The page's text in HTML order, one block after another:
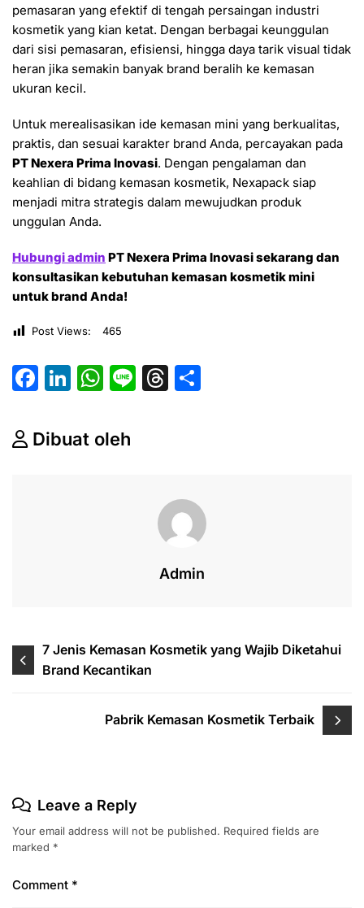
pemasaran yang efektif di tengah persaingan industri
kosmetik yang kian ketat. Dengan berbagai keunggulan
dari sisi pemasaran, efisiensi, hingga daya tarik visual tidak
heran jika semakin banyak brand beralih ke kemasan
ukuran kecil.
Untuk merealisasikan ide kemasan mini yang berkualitas,
praktis, dan sesuai karakter brand Anda, percayakan pada
PT Nexera Prima Inovasi. Dengan pengalaman dan
keahlian di bidang kemasan kosmetik, Nexapack siap
menjadi mitra strategis dalam mewujudkan produk
unggulan Anda.
Hubungi admin PT Nexera Prima Inovasi sekarang dan
konsultasikan kebutuhan kemasan kosmetik mini
untuk brand Anda!
Post Views: 465
F
c
e
Li
k
e
W
at
s
Li T
s
Dibuat oleh
Admin
Post
navigation
7 Jenis Kemasan Kosmetik yang Wajib Diketahui
Brand Kecantikan
Pabrik Kemasan Kosmetik Terbaik
Leave a Reply
Your email address will not be published. Required fields are
marked *
Comment *